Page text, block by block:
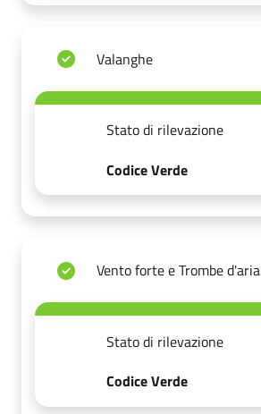
Valanghe
Stato di rilevazione
Codice Verde
Vento forte e Trombe d'aria
Stato di rilevazione
Codice Verde